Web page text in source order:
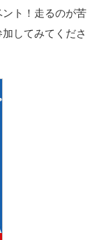
ト！走るのが苦
してみてくださ